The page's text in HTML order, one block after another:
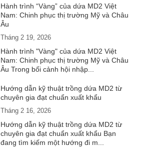
Hành trình “Vàng” của dứa MD2 Việt
Nam: Chinh phục thị trường Mỹ và Châu
Âu
Tháng 2 19, 2026
Hành trình "Vàng" của dứa MD2 Việt
Nam: Chinh phục thị trường Mỹ và Châu
Âu Trong bối cảnh hội nhập...
Hướng dẫn kỹ thuật trồng dứa MD2 từ
chuyên gia đạt chuẩn xuất khẩu
Tháng 2 16, 2026
Hướng dẫn kỹ thuật trồng dứa MD2 từ
chuyên gia đạt chuẩn xuất khẩu Bạn
đang tìm kiếm một hướng đi m...